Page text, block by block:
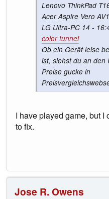
Lenovo ThinkPad
Acer Aspire Vero
LG Ultra-PC 14 -
color tunnel
Ob ein Gerät leise
ist, siehst du an den
Preise gucke in
I have played game, but I
to fix.
Jose R. Owens